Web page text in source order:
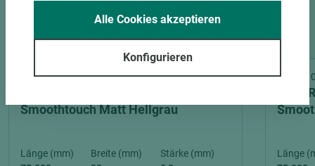
8 weitere Varianten
Art.-Nr. 06500020073
Smoothtouch Matt Hellgrau
Länge (mm)
Breite (mm)
Stärke (mm)
Art.-Nr.
Länge
Konfigurieren
Alle Cookies akzeptieren